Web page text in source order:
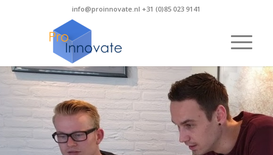
info@proinnovate.nl +31 (0)85 023 9141